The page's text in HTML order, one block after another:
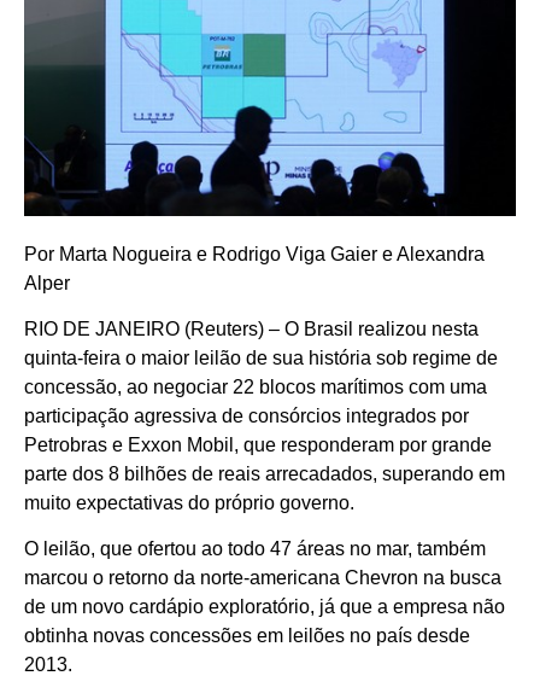
Por Marta Nogueira e Rodrigo Viga Gaier e Alexandra
Alper
RIO DE JANEIRO (Reuters) – O Brasil realizou nesta
quinta-feira o maior leilão de sua história sob regime de
concessão, ao negociar 22 blocos marítimos com uma
participação agressiva de consórcios integrados por
Petrobras e Exxon Mobil, que responderam por grande
parte dos 8 bilhões de reais arrecadados, superando em
muito expectativas do próprio governo.
O leilão, que ofertou ao todo 47 áreas no mar, também
marcou o retorno da norte-americana Chevron na busca
de um novo cardápio exploratório, já que a empresa não
obtinha novas concessões em leilões no país desde
2013.